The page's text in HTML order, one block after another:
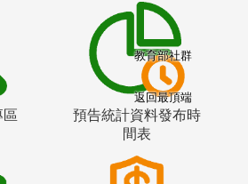
區
預告統計資料發布時
間表
教育部社群
返回最頂端